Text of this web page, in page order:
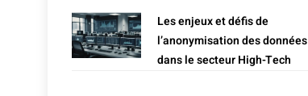
Les enjeux et défis de
l’anonymisation des données
dans le secteur High-Tech